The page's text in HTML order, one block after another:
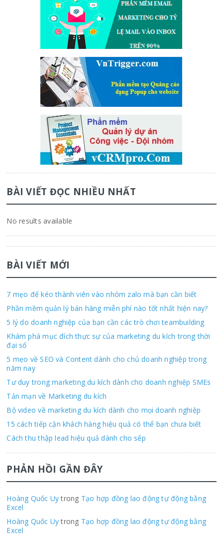
BÀI VIẾT ĐỌC NHIỀU NHẤT
No results available
BÀI VIẾT MỚI
7 mẹo để kéo thành viên vào nhóm zalo mà bạn cần biết
Phần mềm quản lý bán hàng miễn phí nào tốt nhất hiện nay?
5 lý do doanh nghiệp của bạn cần các trò chơi teambuilding
Khám phá mục đích thực sự của marketing du kích trong thời
đại số
5 mẹo về SEO và Content dành cho chủ doanh nghiệp trong
năm nay
Tư duy trong marketing du kích dành cho doanh nghiệp SMEs
Tản mạn về Marketing du kích
Bộ video về marketing du kích dành cho mọi doanh nghiệp
15 cách tiếp cận khách hàng hiệu quả có thể bạn chưa biết
Cách thu thập lead hiệu quả dành cho sếp
PHẢN HỒI GẦN ĐÂY
Hoàng Quốc Uytrong Tạo hợp đồng lao động tự động bằng
Excel
Hoàng Quốc Uytrong Tạo hợp đồng lao động tự động bằng
Excel